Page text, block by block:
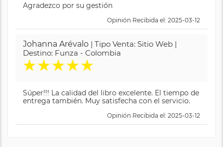
Agradezco por su gestión
Opinión Recibida el: 2025-03-12
Johanna Arévalo | Tipo Venta: Sitio Web |
Destino: Funza - Colombia
★★★★★
Súper!!! La calidad del libro excelente. El tiempo de
entrega también. Muy satisfecha con el servicio.
Opinión Recibida el: 2025-03-12